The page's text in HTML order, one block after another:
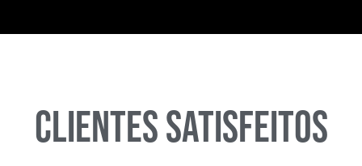
CLIENTES SATISFEITOS